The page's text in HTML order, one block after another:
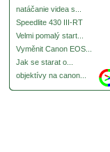
natáčanie videa s...
Speedlite 430 III-RT
Velmi pomalý start...
Vyměnit Canon EOS...
Jak se starat o...
objektívy na canon...